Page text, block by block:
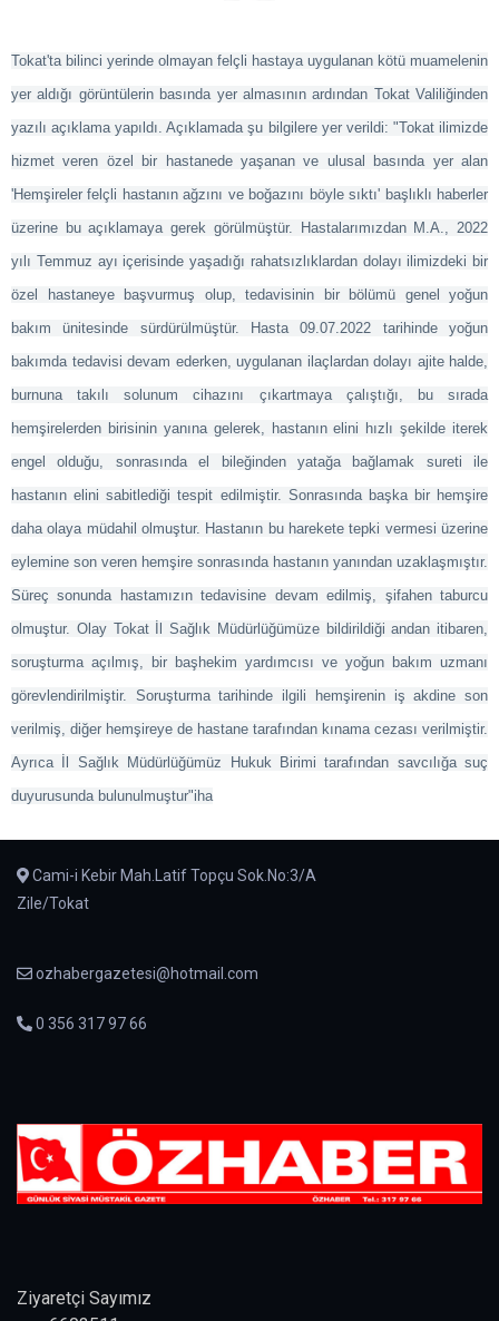
Tokat'ta bilinci yerinde olmayan felçli hastaya uygulanan kötü muamelenin
yer aldığı görüntülerin basında yer almasının ardından Tokat Valiliğinden
yazılı açıklama yapıldı. Açıklamada şu bilgilere yer verildi: "Tokat ilimizde
hizmet veren özel bir hastanede yaşanan ve ulusal basında yer alan
'Hemşireler felçli hastanın ağzını ve boğazını böyle sıktı' başlıklı haberler
üzerine bu açıklamaya gerek görülmüştür. Hastalarımızdan M.A., 2022
yılı Temmuz ayı içerisinde yaşadığı rahatsızlıklardan dolayı ilimizdeki bir
özel hastaneye başvurmuş olup, tedavisinin bir bölümü genel yoğun
bakım ünitesinde sürdürülmüştür. Hasta 09.07.2022 tarihinde yoğun
bakımda tedavisi devam ederken, uygulanan ilaçlardan dolayı ajite halde,
burnuna takılı solunum cihazını çıkartmaya çalıştığı, bu sırada
hemşirelerden birisinin yanına gelerek, hastanın elini hızlı şekilde iterek
engel olduğu, sonrasında el bileğinden yatağa bağlamak sureti ile
hastanın elini sabitlediği tespit edilmiştir. Sonrasında başka bir hemşire
daha olaya müdahil olmuştur. Hastanın bu harekete tepki vermesi üzerine
eylemine son veren hemşire sonrasında hastanın yanından uzaklaşmıştır.
Süreç sonunda hastamızın tedavisine devam edilmiş, şifahen taburcu
olmuştur. Olay Tokat
İl Sağlık Müdürlüğümüze bildirildiği andan itibaren,
soruşturma açılmış, bir başhekim yardımcısı ve yoğun bakım uzmanı
görevlendirilmiştir. Soruşturma tarihinde ilgili hemşirenin iş akdine son
verilmiş, diğer hemşireye de hastane tarafından kınama cezası verilmiştir.
Ayrıca İl Sağlık Müdürlüğümüz Hukuk Birimi tarafından savcılığa suç
duyurusunda bulunulmuştur"iha
Cami-i Kebir Mah.Latif Topçu Sok.No:3/A
Zile/Tokat
ozhabergazetesi@hotmail.com
0 356 317 97 66
Ziyaretçi Sayımız